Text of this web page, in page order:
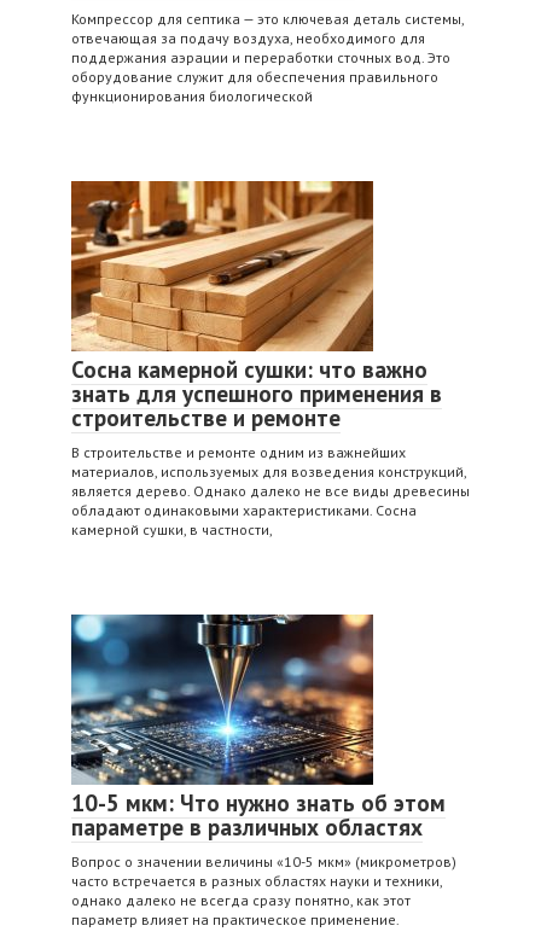
Компрессор для септика — это ключевая деталь системы,
отвечающая за подачу воздуха, необходимого для
поддержания аэрации и переработки сточных вод. Это
оборудование служит для обеспечения правильного
функционирования биологической
Сосна камерной сушки: что важно
знать для успешного применения в
строительстве и ремонте
В строительстве и ремонте одним из важнейших
материалов, используемых для возведения конструкций,
является дерево. Однако далеко не все виды древесины
обладают одинаковыми характеристиками. Сосна
камерной сушки, в частности,
10-5 мкм: Что нужно знать об этом
параметре в различных областях
Вопрос о значении величины «10-5 мкм» (микрометров)
часто встречается в разных областях науки и техники,
однако далеко не всегда сразу понятно, как этот
параметр влияет на практическое применение.